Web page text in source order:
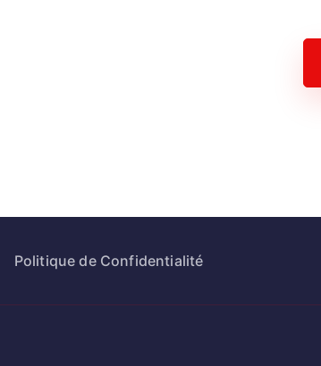
Politique de Confidentialité